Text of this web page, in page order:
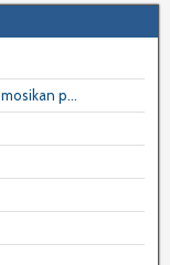
p...